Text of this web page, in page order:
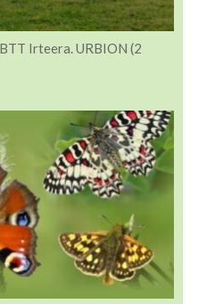
Irteera. URBION (2